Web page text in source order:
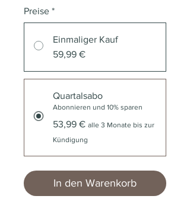
Preise *
Einmaliger Kauf
59,99 €
Quartalsabo
Abonnieren und 10% sparen
53,99 € alle 3 Monate bis zur
Kündigung
In den Warenkorb